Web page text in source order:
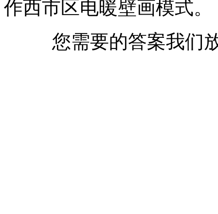
作西市区电暖壁画模式。
您需要的答案我们